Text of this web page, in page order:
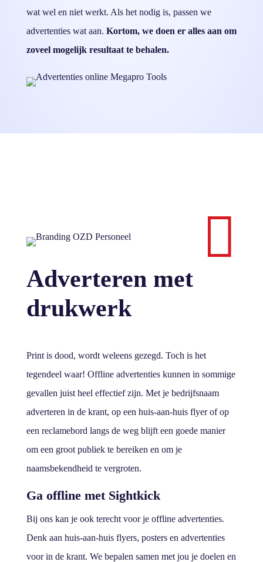
wat wel en niet werkt. Als het nodig is, passen we
advertenties wat aan. Kortom, we doen er alles aan om
zoveel mogelijk resultaat te behalen.

Adverteren met
drukwerk
Print is dood, wordt weleens gezegd. Toch is het
tegendeel waar! Offline advertenties kunnen in sommige
gevallen juist heel effectief zijn. Met je bedrijfsnaam
adverteren in de krant, op een huis-aan-huis flyer of op
een reclamebord langs de weg blijft een goede manier
om een groot publiek te bereiken en om je
naamsbekendheid te vergroten.
Ga offline met Sightkick
Bij ons kan je ook terecht voor je offline advertenties.
Denk aan huis-aan-huis flyers, posters en advertenties
voor in de krant. We bepalen samen met jou je doelen en